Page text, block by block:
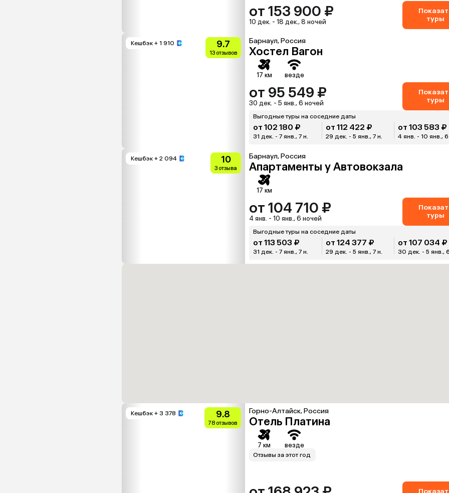
от 153 900 ₽
10 дек. - 18 дек., 8 ночей
туры
Кешбэк + 1 910 9.7
13 отзывов
Барнаул, Россия
Хостел Вагон
17 км везде
от 95 549 ₽
30 дек. - 5 янв., 6 ночей
туры
Выгодные туры на соседние даты
от 102 180 ₽
31 дек. - 7 янв., 7 н.
от 112 422 ₽
29 дек. - 5 янв., 7 н.
от 103 583 ₽
4 янв. - 10 янв.,
Кешбэк + 2 094 10
3 отзыва
Барнаул, Россия
Апартаменты у Автовокзала
17 км
от 104 710 ₽
4 янв. - 10 янв., 6 ночей
туры
Выгодные туры на соседние даты
от 113 503 ₽
31 дек. - 7 янв., 7 н.
от 124 377 ₽
29 дек. - 5 янв., 7 н.
от 107 034 ₽
30 дек. - 5 янв.,
Кешбэк + 3 378 9.8
78 отзывов
Горно-Алтайск, Россия
Отель Платина
7 км везде
Отзывы за этот год